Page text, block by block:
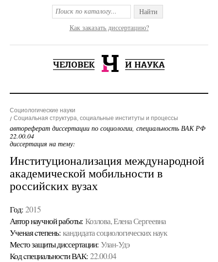
Найти
Как заказать диссертацию?
Социологические науки
Социальная структура, социальные институты и процессы
автореферат диссертации по социологии, специальность ВАК РФ
22.00.04
диссертация на тему:
Институционализация международной
академической мобильности в
российских вузах
Год: 2015
Автор научной работы: Козлова, Елена Сергеевна
Ученая cтепень: кандидата социологических наук
Место защиты диссертации: Улан-Удэ
Код cпециальности ВАК: 22.00.04